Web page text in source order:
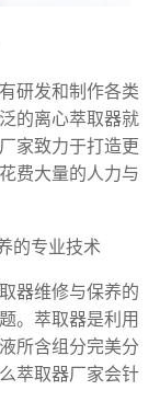
研发和制作各类
的离心萃取器就
家致力于打造更
费大量的人力与
的专业技术
器维修与保养的
。萃取器是利用
所含组分完美分
萃取器厂家会针